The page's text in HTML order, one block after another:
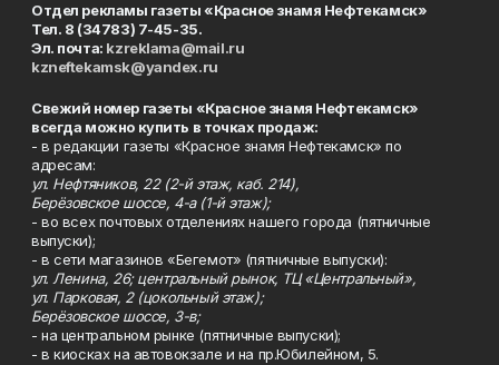
Отдел рекламы газеты «Красное знамя Нефтекамск»
Тел. 8 (34783) 7-45-35.
Эл. почта: kzreklama@mail.ru
kzneftekamsk@yandex.ru
Свежий номер газеты «Красное знамя Нефтекамск»
всегда можно купить в точках продаж:
- в редакции газеты «Красное знамя Нефтекамск» по
адресам:
ул. Нефтяников, 22 (2-й этаж, каб. 214),
Берёзовское шоссе, 4-а (1-й этаж);
- во всех почтовых отделениях нашего города (пятничные
выпуски);
- в сети магазинов «Бегемот» (пятничные выпуски):
ул. Ленина, 26; центральный рынок, ТЦ «Центральный»,
ул. Парковая, 2 (цокольный этаж);
Берёзовское шоссе, 3-в;
- на центральном рынке (пятничные выпуски);
- в киосках на автовокзале и на пр.Юбилейном, 5.